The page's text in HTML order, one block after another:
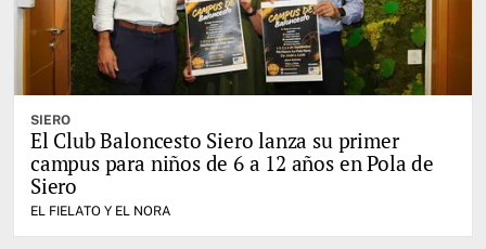
SIERO
El Club Baloncesto Siero lanza su primer
campus para niños de 6 a 12 años en Pola de
Siero
EL FIELATO Y EL NORA